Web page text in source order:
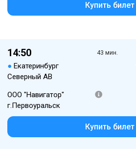
Купить билет
14:50
● Екатеринбург
Северный АВ
43 мин.
ООО "Навигатор"
г.Первоуральск
Купить билет